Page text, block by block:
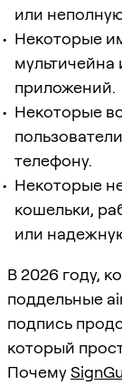
или
Некоторые
приложений.
Некоторые
телефону.
Некоторые
кошельки,
или
В 2026 году,
поддельные
подпись
который
Почему